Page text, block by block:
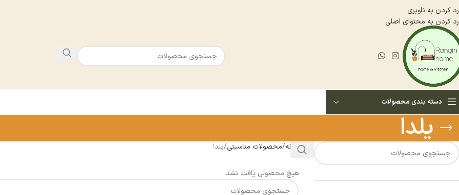
رد کردن به ناوبری
رد کردن به محتوای اصلی
دسته بندی محصولات
یلدا
خانه محصولات مناسبتی یلدا
هیچ محصولی یافت نشد.